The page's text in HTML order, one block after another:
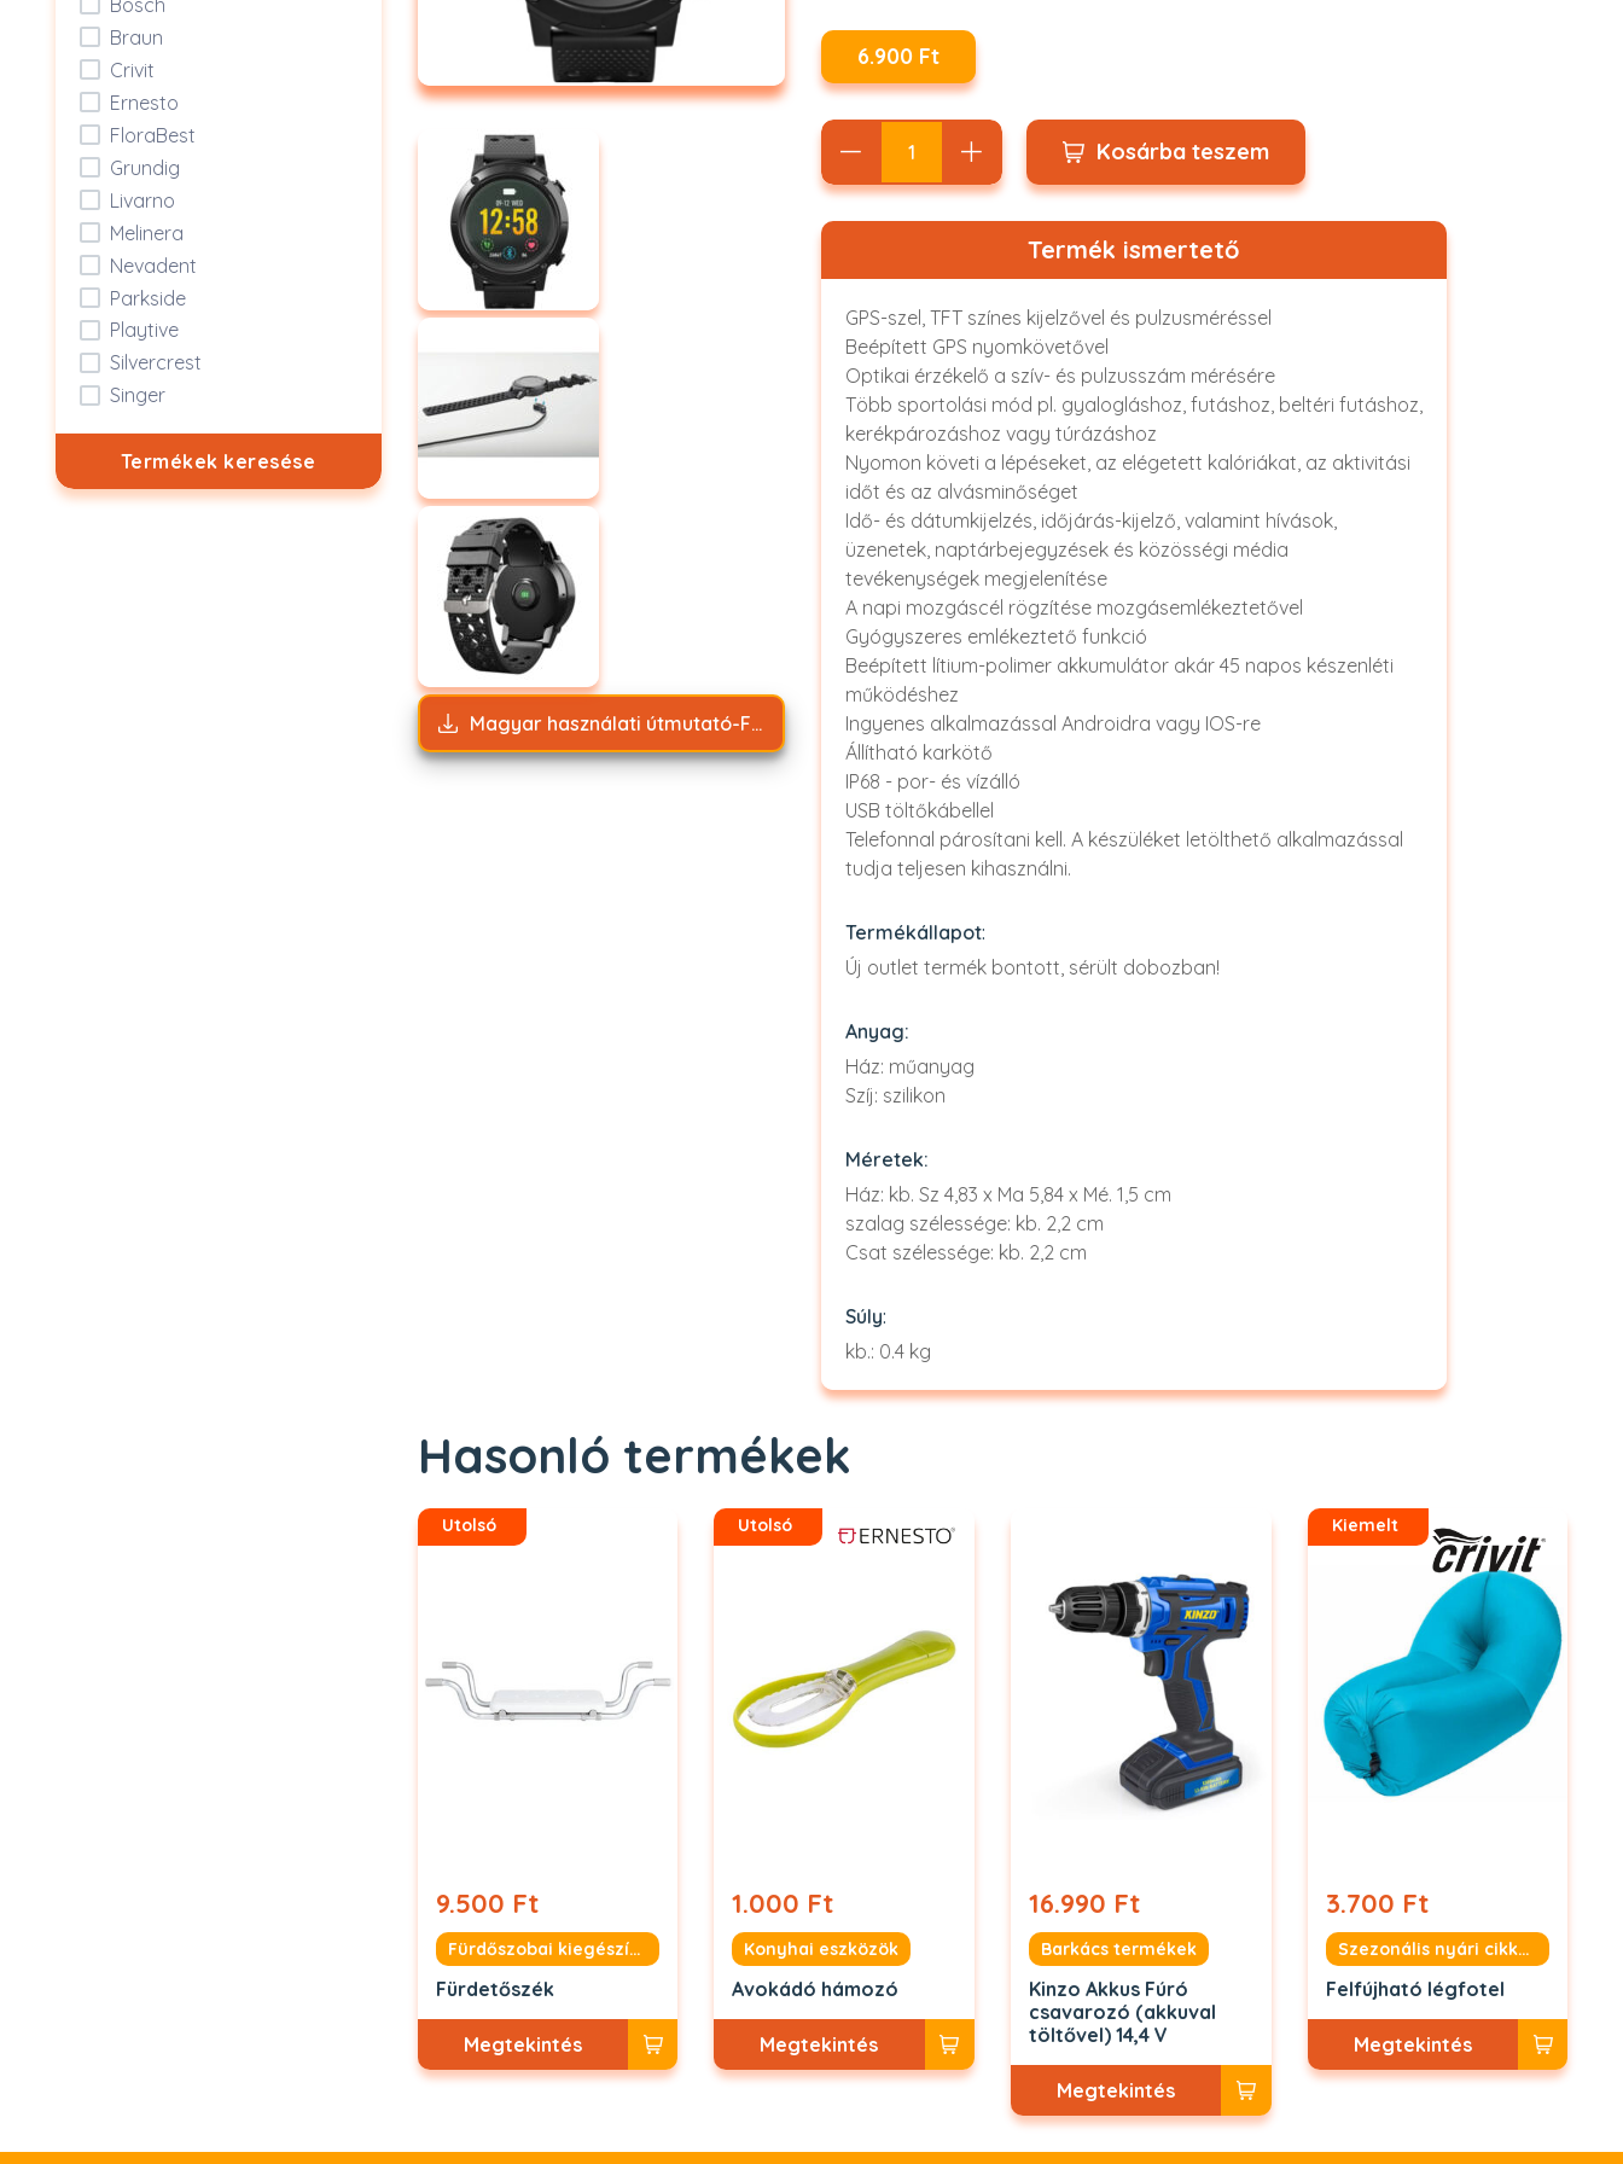
Magyar használati útmutató-Fitnesz okosóra SSG 500 A1.pdf
6.900 Ft
Kosárba teszem
Termék ismertető
GPS-szel, TFT színes kijelzővel és pulzusméréssel
Beépített GPS nyomkövetővel
Optikai érzékelő a szív- és pulzusszám mérésére
Több sportolási mód pl. gyalogláshoz, futáshoz, beltéri futáshoz,
kerékpározáshoz vagy túrázáshoz
Nyomon követi a lépéseket, az elégetett kalóriákat, az aktivitási
időt és az alvásminőséget
Idő- és dátumkijelzés, időjárás-kijelző, valamint hívások,
üzenetek, naptárbejegyzések és közösségi média
tevékenységek megjelenítése
A napi mozgáscél rögzítése mozgásemlékeztetővel
Gyógyszeres emlékeztető funkció
Beépített lítium-polimer akkumulátor akár 45 napos készenléti
működéshez
Ingyenes alkalmazással Androidra vagy IOS-re
Állítható karkötő
IP68 - por- és vízálló
USB töltőkábellel
Telefonnal párosítani kell. A készüléket letölthető alkalmazással
tudja teljesen kihasználni.
Termékállapot:
Új outlet termék bontott, sérült dobozban!
Anyag:
Ház: műanyag
Szíj: szilikon
Méretek:
Ház: kb. Sz 4,83 x Ma 5,84 x Mé. 1,5 cm
szalag szélessége: kb. 2,2 cm
Csat szélessége: kb. 2,2 cm
Súly:
kb.: 0.4 kg
Hasonló termékek
Utolsó
9.500 Ft
Fürdőszobai kiegészítők
Fürdetőszék
Megtekintés
Utolsó
1.000 Ft
Konyhai eszközök
Avokádó hámozó
Megtekintés
16.990 Ft
Barkács termékek
Kinzo Akkus Fúró
csavarozó (akkuval
töltővel) 14,4 V
Megtekintés
Kiemelt
3.700 Ft
Szezonális nyári cikkek
Felfújható légfotel
Megtekintés
Braun
Crivit
Ernesto
FloraBest
Grundig
Livarno
Melinera
Nevadent
Parkside
Playtive
Silvercrest
Singer
Termékek keresése